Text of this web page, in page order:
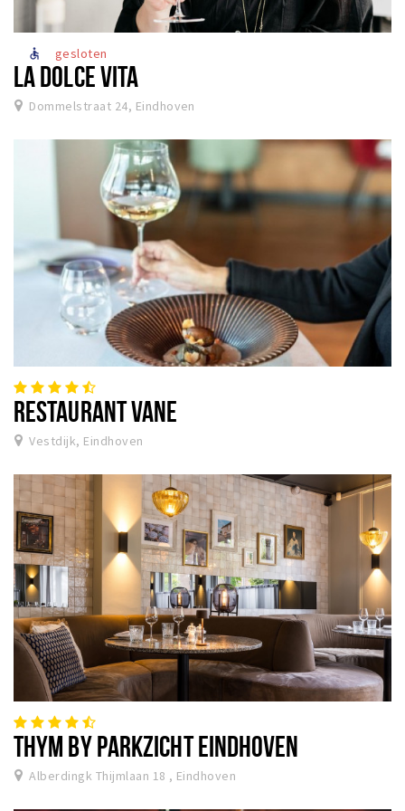
accessible gesloten
LA DOLCE VITA
Dommelstraat 24, Eindhoven
RESTAURANT VANE
Vestdijk, Eindhoven
THYM BY PARKZICHT EINDHOVEN
Alberdingk Thijmlaan 18 , Eindhoven